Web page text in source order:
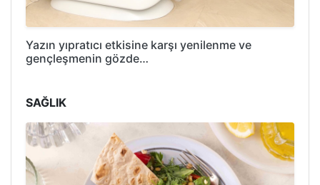
Yazın yıpratıcı etkisine karşı yenilenme ve
gençleşmenin gözde…
SAĞLIK